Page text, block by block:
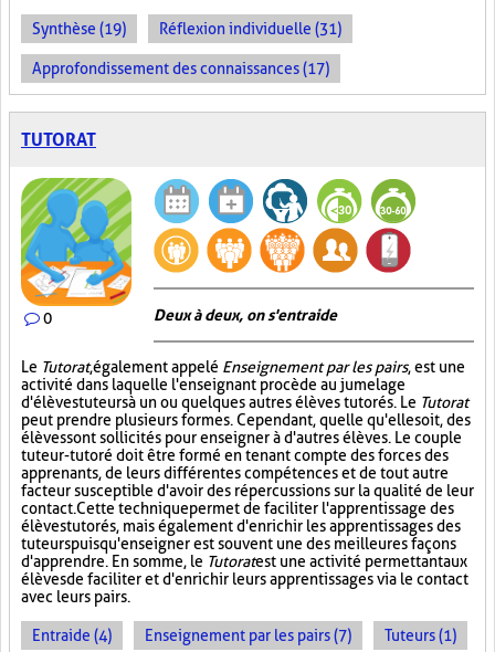
Synthèse (19) Réflexion individuelle (31)
Approfondissement des connaissances (17)
TUTORAT
0 Deux à deux, on s'entraide
Le Tutorat, également appelé Enseignement par les pairs, est une
activité dans laquelle l'enseignant procède au jumelage
d'élèves tuteurs à un ou quelques autres élèves tutorés. Le Tutorat
peut prendre plusieurs formes. Cependant, quelle qu'elle soit, des
élèves sont sollicités pour enseigner à d'autres élèves. Le couple
tuteur-tutoré doit être formé en tenant compte des forces des
apprenants, de leurs différentes compétences et de tout autre
facteur susceptible d'avoir des répercussions sur la qualité de leur
contact. Cette technique permet de faciliter l'apprentissage des
élèves tutorés, mais également d'enrichir les apprentissages des
tuteurs puisqu'enseigner est souvent une des meilleures façons
d'apprendre. En somme, le Tutoratest une activité permettant aux
élèves de faciliter et d'enrichir leurs apprentissages via le contact
avec leurs pairs.
Entraide (4) Enseignement par les pairs (7) Tuteurs (1)